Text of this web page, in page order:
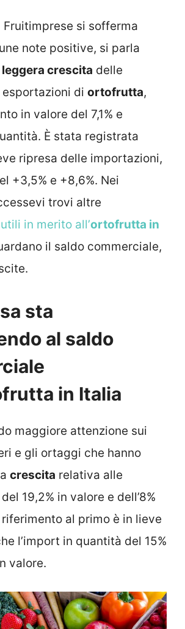
si sofferma
note positive, si parla
leggera crescita delle
di ortofrutta,
in valore del 7,1% e
È stata registrata
ripresa delle importazioni,
+3,5% e +8,6%. Nei
trovi altre
in merito all’ortofrutta in
il saldo commerciale,
sta
al saldo
in Italia
maggiore attenzione sui
e gli ortaggi che hanno
crescita relativa alle
19,2% in valore e dell’8%
al primo è in lieve
l’import in quantità del 15%
valore.